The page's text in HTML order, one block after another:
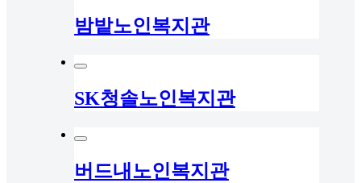
밤밭노인복지관
SK청솔노인복지관
버드내노인복지관